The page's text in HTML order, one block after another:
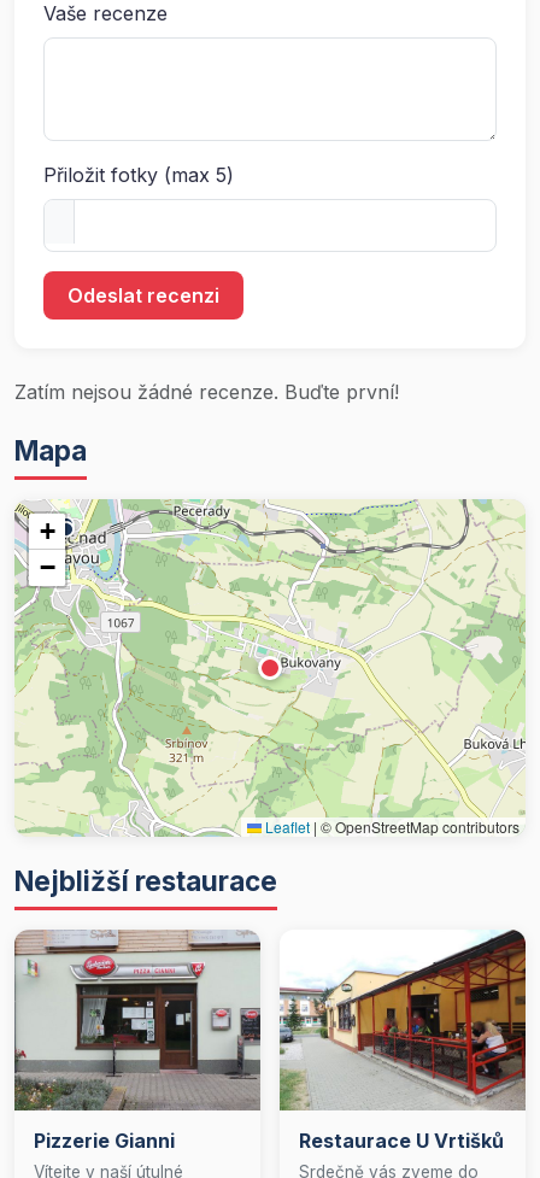
Vaše recenze
Přiložit fotky (max 5)
Odeslat recenzi
Zatím nejsou žádné recenze. Buďte první!
Mapa
+
−
Leaflet | © OpenStreetMap contributors
Nejbližší restaurace
Pizzerie Gianni
Vítejte v naší útulné
Restaurace U Vrtišků
Srdečně vás zveme do